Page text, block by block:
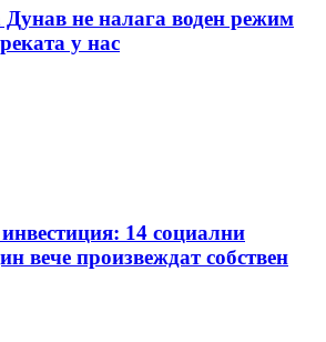
не налага воден режим
у нас
14 социални
вече произвеждат собствен